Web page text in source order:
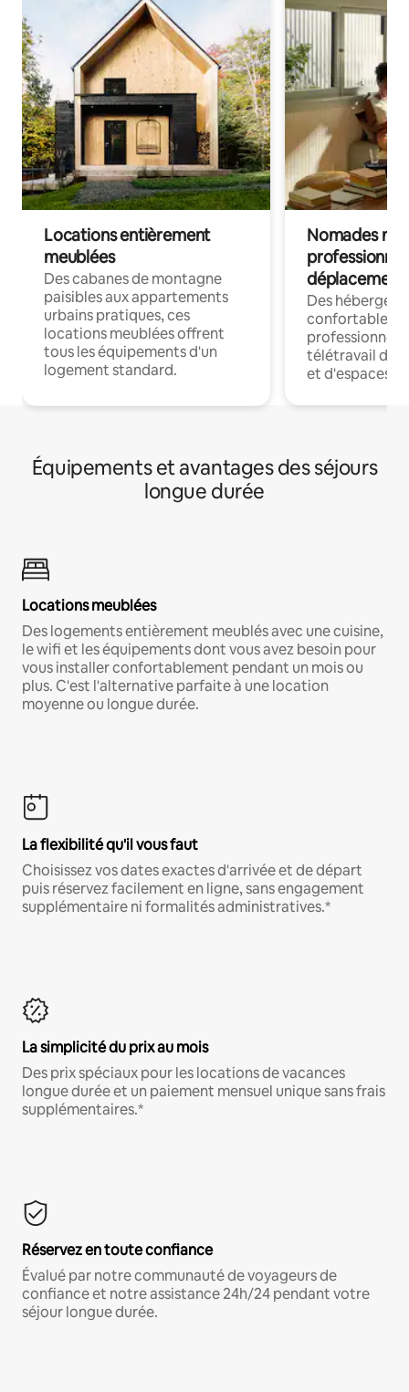
Locations entièrement
meublées
Des cabanes de montagne
paisibles aux appartements
urbains pratiques, ces
locations meublées offrent
tous les équipements d'un
logement standard.
Nomades
déplacement
Des
confortables
professionnels
télétravail
et d'espaces
Équipements et avantages des séjours
longue durée
Locations meublées
Des logements entièrement meublés avec une cuisine,
le wifi et les équipements dont vous avez besoin pour
vous installer confortablement pendant un mois ou
plus. C'est l'alternative parfaite à une location
moyenne ou longue durée.
La flexibilité qu'il vous faut
Choisissez vos dates exactes d'arrivée et de départ
puis réservez facilement en ligne, sans engagement
supplémentaire ni formalités administratives.*
La simplicité du prix au mois
Des prix spéciaux pour les locations de vacances
longue durée et un paiement mensuel unique sans frais
supplémentaires.*
Réservez en toute confiance
Évalué par notre communauté de voyageurs de
confiance et notre assistance 24h/24 pendant votre
séjour longue durée.